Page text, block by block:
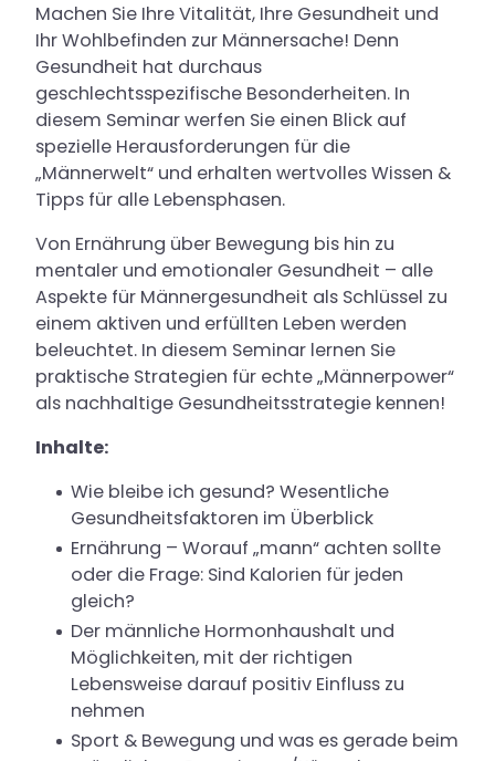
Karriere
Machen Sie Ihre Vitalität, Ihre Gesundheit und
Ihr Wohlbefinden zur Männersache! Denn
Gesundheit hat durchaus
geschlechtsspezifische Besonderheiten. In
diesem Seminar werfen Sie einen Blick auf
spezielle Herausforderungen für die
„Männerwelt“ und erhalten wertvolles Wissen &
Tipps für alle Lebensphasen.
Von Ernährung über Bewegung bis hin zu
mentaler und emotionaler Gesundheit – alle
Aspekte für Männergesundheit als Schlüssel zu
einem aktiven und erfüllten Leben werden
beleuchtet. In diesem Seminar lernen Sie
praktische Strategien für echte „Männerpower“
als nachhaltige Gesundheitsstrategie kennen!
Inhalte:
Wie bleibe ich gesund? Wesentliche
Gesundheitsfaktoren im Überblick
Ernährung – Worauf „mann“ achten sollte
oder die Frage: Sind Kalorien für jeden
gleich?
Der männliche Hormonhaushalt und
Möglichkeiten, mit der richtigen
Lebensweise darauf positiv Einfluss zu
nehmen
Sport & Bewegung und was es gerade beim